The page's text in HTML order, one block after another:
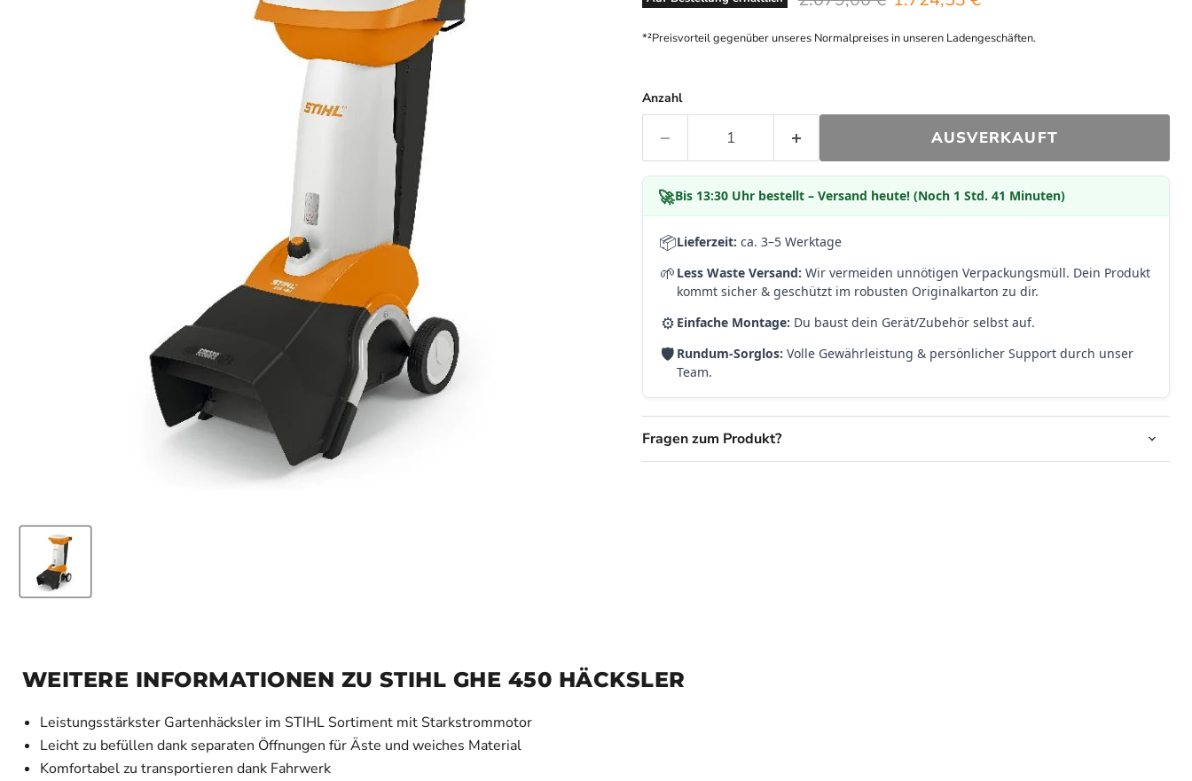
*²Preisvorteil gegenüber unseres Normalpreises in unseren Ladengeschäften.
Anzahl
AUSVERKAUFT
🚀Bis 13:30 Uhrbestellt – Versand heute! (Noch 1 Std. 41 Minuten)
📦Lieferzeit: ca. 3–5 Werktage
🌱 Less Waste Versand: Wir vermeiden unnötigen Verpackungsmüll. Dein Produkt
kommt sicher & geschützt im robusten Originalkarton zu dir.
⚙️ Einfache Montage: Du baust dein Gerät/Zubehör selbst auf.
🛡️ Rundum-Sorglos: Volle Gewährleistung & persönlicher Support durch unser
Team.
Fragen zum Produkt?
WEITERE INFORMATIONEN ZU STIHL GHE 450 HÄCKSLER
Leistungsstärkster Gartenhäcksler im STIHL Sortiment mit Starkstrommotor
Leicht zu befüllen dank separaten Öffnungen für Äste und weiches Material
Komfortabel zu transportieren dank Fahrwerk